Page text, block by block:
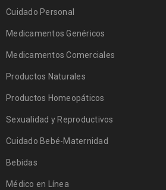
Cuidado Personal
Medicamentos Genéricos
Medicamentos Comerciales
Productos Naturales
Productos Homeopáticos
Sexualidad y Reproductivos
Cuidado Bebé-Maternidad
Bebidas
Médico en Línea